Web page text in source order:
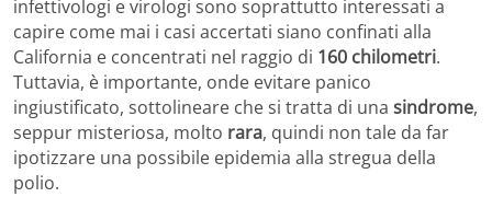
infettivologi e virologi sono soprattutto interessati a
capire come mai i casi accertati siano confinati alla
California e concentrati nel raggio di 160 chilometri.
Tuttavia, è importante, onde evitare panico
ingiustificato, sottolineare che si tratta di una sindrome,
seppur misteriosa, molto rara, quindi non tale da far
ipotizzare una possibile epidemia alla stregua della
polio.